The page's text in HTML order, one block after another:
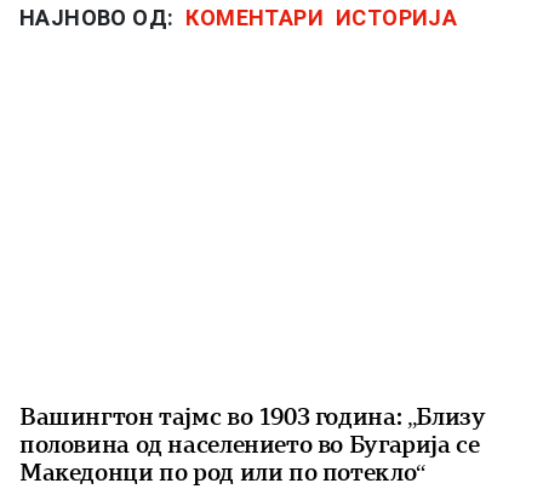
НАЈНОВО ОД: КОМЕНТАРИ ИСТОРИЈА
Вашингтон тајмс во 1903 година: „Близу
половина од населението во Бугарија се
Македонци по род или по потекло“